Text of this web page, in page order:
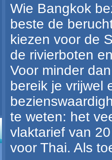
Wie Bangkok
beste de
kiezen voor de
de rivierboten
Voor minder
bereik je vrijwel
te weten: het
vlaktarief van
voor Thai. Als